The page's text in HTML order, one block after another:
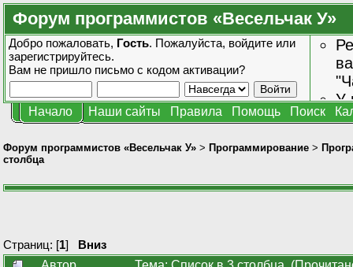
Форум программистов «Весельчак У»
Добро пожаловать, Гость. Пожалуйста, войдите или
зарегистрируйтесь.
Вам не пришло письмо с кодом активации?
У
Начало Наши сайты Правила Помощь Поиск
Форум программистов «Весельчак У» > Программирование >
столбца
Страниц: [1] Вниз